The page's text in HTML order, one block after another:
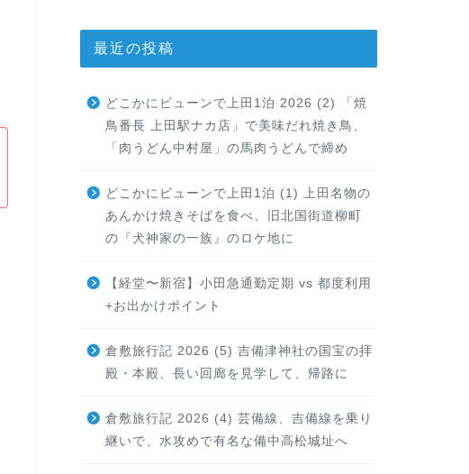
最近の投稿
どこかにビューンで上田1泊 2026 (2) 「焼
鳥番長 上田駅ナカ店」で美味だれ焼き鳥、
「肉うどん中村屋」の馬肉うどんで締め
どこかにビューンで上田1泊 (1) 上田名物の
あんかけ焼きそばを食べ、旧北国街道柳町
の『犬神家の一族』のロケ地に
【経堂〜新宿】小田急通勤定期 vs 都度利用
+お出かけポイント
倉敷旅行記 2026 (5) 吉備津神社の国宝の拝
殿・本殿、長い回廊を見学して、帰路に
倉敷旅行記 2026 (4) 芸備線、吉備線を乗り
継いで、水攻めで有名な備中高松城址へ